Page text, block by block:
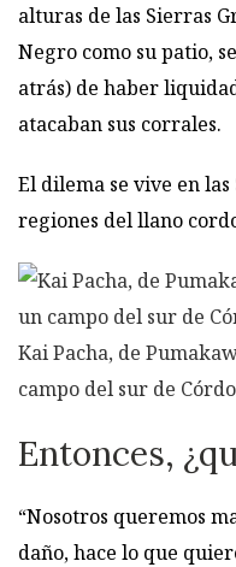
alturas de las Sierras
Negro como su patio,
atrás) de haber
atacaban sus corrales.
El dilema se vive en
regiones del llano
Kai Pacha, de
campo del sur de
Entonces,
“Nosotros queremos
daño, hace lo que